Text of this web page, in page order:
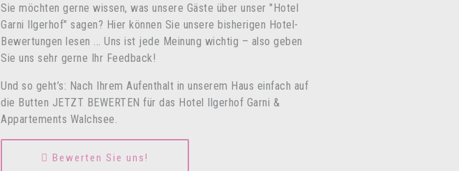
Sie möchten gerne wissen, was unsere Gäste über unser "Hotel
Garni Ilgerhof" sagen? Hier können Sie unsere bisherigen Hotel-
Bewertungen lesen ... Uns ist jede Meinung wichtig – also geben
Sie uns sehr gerne Ihr Feedback!
Und so geht’s: Nach Ihrem Aufenthalt in unserem Haus einfach auf
die Butten JETZT BEWERTEN für das Hotel Ilgerhof Garni &
Appartements Walchsee.
Bewerten Sie uns!